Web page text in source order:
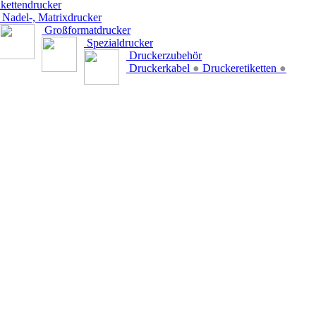
Nadel-, Matrixdrucker
Großformatdrucker
Spezialdrucker
Druckerzubehör
Druckerkabel ● Druckeretiketten ●